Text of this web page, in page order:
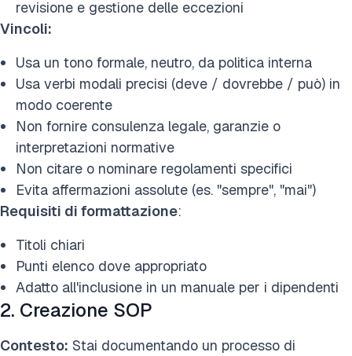
revisione e gestione delle eccezioni
Vincoli:
Usa un tono formale, neutro, da politica interna
Usa verbi modali precisi (deve / dovrebbe / può) in
modo coerente
Non fornire consulenza legale, garanzie o
interpretazioni normative
Non citare o nominare regolamenti specifici
Evita affermazioni assolute (es. "sempre", "mai")
Requisiti di formattazione:
Titoli chiari
Punti elenco dove appropriato
Adatto all'inclusione in un manuale per i dipendenti
2. Creazione SOP
Contesto: Stai documentando un processo di